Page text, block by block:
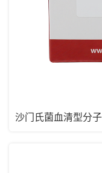
沙门氏菌血清型分